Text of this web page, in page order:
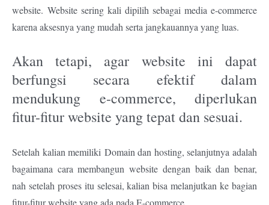
website. Website sering kali dipilih sebagai media e-commerce
karena aksesnya yang mudah serta jangkauannya yang luas.
Akan tetapi, agar website ini dapat
berfungsi secara efektif dalam
mendukung e-commerce, diperlukan
fitur-fitur website yang tepat dan sesuai.
Setelah kalian memiliki Domain dan hosting, selanjutnya adalah
bagaimana cara membangun website dengan baik dan benar,
nah setelah proses itu selesai, kalian bisa melanjutkan ke bagian
fitur-fitur website yang ada pada E-commerce